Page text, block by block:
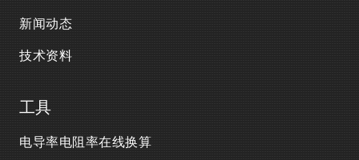
新闻动态
技术资料
工具
电导率电阻率在线换算